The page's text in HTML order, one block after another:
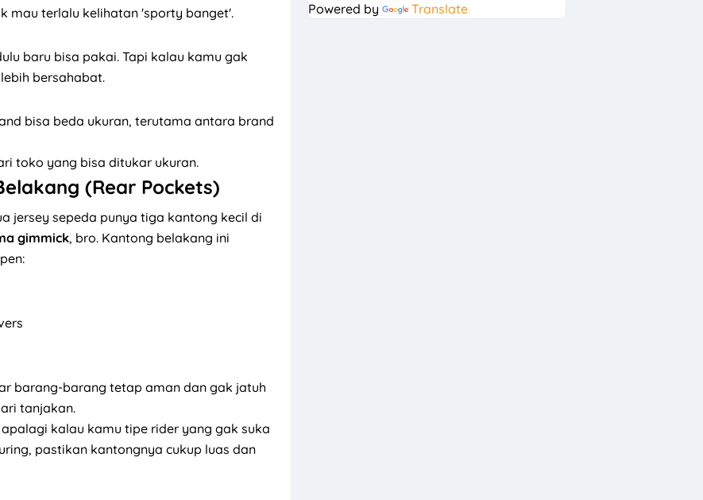
mau terlalu kelihatan 'sporty banget'.
baru bisa pakai. Tapi kalau kamu gak
bersahabat.
bisa beda ukuran, terutama antara brand
toko yang bisa ditukar ukuran.
(Rear Pockets)
jersey sepeda punya tiga kantong kecil di
gimmick, bro. Kantong belakang ini
barang-barang tetap aman dan gak jatuh
tanjakan.
apalagi kalau kamu tipe rider yang gak suka
pastikan kantongnya cukup luas dan
Powered by Translate